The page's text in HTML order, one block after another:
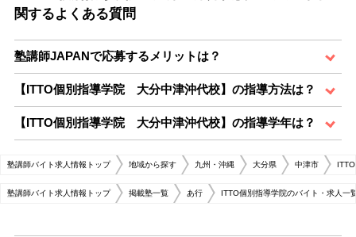
関するよくある質問
塾講師JAPANで応募するメリットは？
【ITTO個別指導学院 大分中津沖代校】の指導方法は？
【ITTO個別指導学院 大分中津沖代校】の指導学年は？
塾講師バイト求人情報トップ 地域から探す 九州・沖縄 大分県 中津市
塾講師バイト求人情報トップ 掲載塾一覧 あ行 ITTO個別指導学院のバイト・求人一